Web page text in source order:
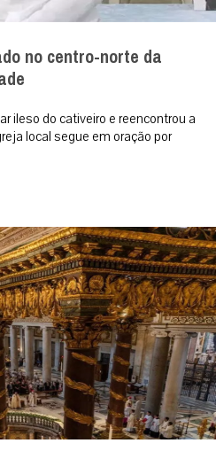
no centro-norte da
ileso do cativeiro e reencontrou a
local segue em oração por